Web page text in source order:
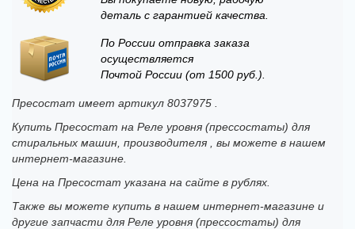
деталь с гарантией качества.
По России отправка заказа
осуществляется
Почтой России (от 1500 руб.).
Пресостат имеет артикул 8037975 .
Купить Пресостат на Реле уровня (прессостаты) для
стиральных машин, производителя , вы можете в нашем
интернет-магазине.
Цена на Пресостат указана на сайте в рублях.
Также вы можете купить в нашем интернет-магазине и
другие запчасти для Реле уровня (прессостаты) для